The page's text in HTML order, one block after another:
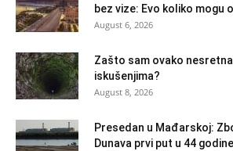
bez vize: Evo koliko mogu
August 6, 2026
Zašto sam ovako
iskušenjima?
August 8, 2026
Presedan u Mađarskoj:
Dunava prvi put u 44